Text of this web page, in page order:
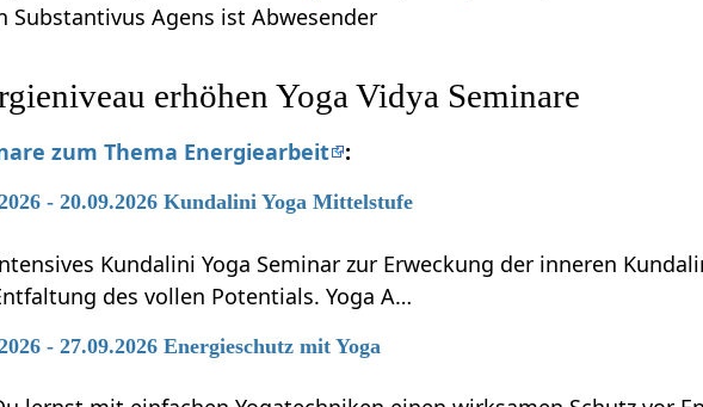
Substantivus Agens ist Abwesender
erhöhen Yoga Vidya Seminare
zum Thema Energiearbeit :
- 20.09.2026 Kundalini Yoga Mittelstufe
Kundalini Yoga Seminar zur Erweckung der inneren
des vollen Potentials. Yoga A…
- 27.09.2026 Energieschutz mit Yoga